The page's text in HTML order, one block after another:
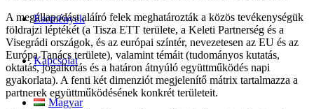
Események
Kapcsolat
Magyar
A megállapodást aláíró felek meghatározták a közös tevékenységük
földrajzi léptékét (a Tisza ETT területe, a Keleti Partnerség és a
Visegrádi országok, és az európai színtér, nevezetesen az EU és az
Európa Tanács területe), valamint témáit (tudományos kutatás,
oktatás, jogalkotás és a határon átnyúló együttműködés napi
gyakorlata). A fenti két dimenziót megjelenítő mátrix tartalmazza a
partnerek együttműködésének konkrét területeit.